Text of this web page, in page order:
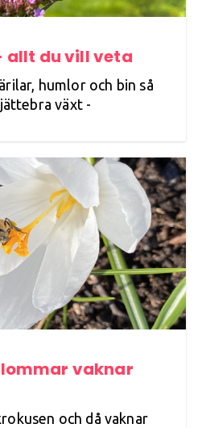
allt du vill veta
humlor och bin så
växt -
vaknar
och då vaknar